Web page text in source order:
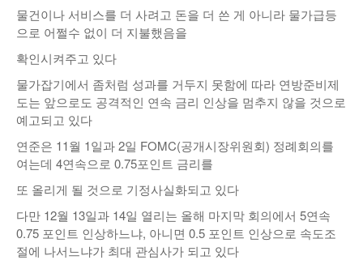
물건이나 서비스를 더 사려고 돈을 더 쓴 게 아니라 물가급등
으로 어쩔수 없이 더 지불했음을
확인시켜주고 있다
물가잡기에서 좀처럼 성과를 거두지 못함에 따라 연방준비제
도는 앞으로도 공격적인 연속 금리 인상을 멈추지 않을 것으로
예고되고 있다
연준은 11월 1일과 2일 FOMC(공개시장위원회) 정례회의를
여는데 4연속으로 0.75포인트 금리를
또 올리게 될 것으로 기정사실화되고 있다
다만 12월 13일과 14일 열리는 올해 마지막 회의에서 5연속
0.75 포인트 인상하느냐, 아니면 0.5 포인트 인상으로 속도조
절에 나서느냐가 최대 관심사가 되고 있다